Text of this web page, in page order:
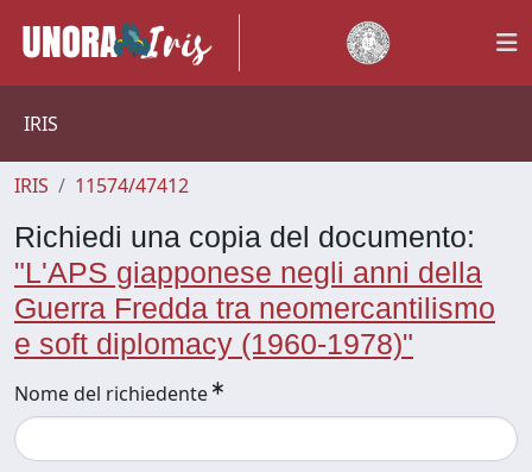
IRIS
IRIS 11574/47412
Richiedi una copia del documento:
"L'APS giapponese negli anni della
Guerra Fredda tra neomercantilismo
e soft diplomacy (1960-1978)"
Nome del richiedente